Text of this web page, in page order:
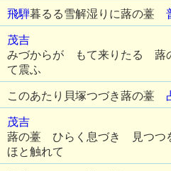
飛騨暮るる雪解湿りに蕗の薹
茂吉
みづからが もて来りたる
て震ふ
このあたり貝塚つづき蕗の薹
茂吉
蕗の薹 ひらく息づき 見つ
ほと触れて